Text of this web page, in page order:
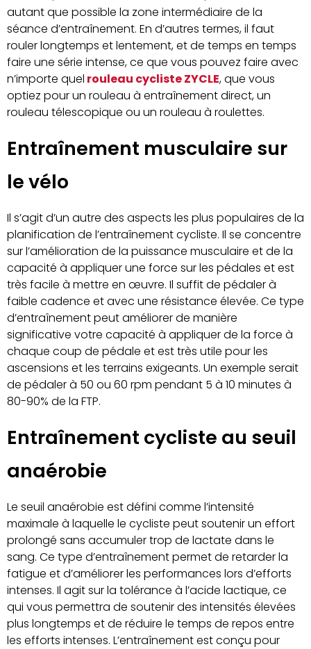
autant que possible la zone intermédiaire de la
séance d’entraînement. En d’autres termes, il faut
rouler longtemps et lentement, et de temps en temps
faire une série intense, ce que vous pouvez faire avec
n’importe quel rouleau cycliste ZYCLE, que vous
optiez pour un rouleau à entraînement direct, un
rouleau télescopique ou un rouleau à roulettes.
Entraînement musculaire sur
le vélo
Il s’agit d’un autre des aspects les plus populaires de la
planification de l’entraînement cycliste. Il se concentre
sur l’amélioration de la puissance musculaire et de la
capacité à appliquer une force sur les pédales et est
très facile à mettre en œuvre. Il suffit de pédaler à
faible cadence et avec une résistance élevée. Ce type
d’entraînement peut améliorer de manière
significative votre capacité à appliquer de la force à
chaque coup de pédale et est très utile pour les
ascensions et les terrains exigeants. Un exemple serait
de pédaler à 50 ou 60 rpm pendant 5 à 10 minutes à
80-90% de la FTP.
Entraînement cycliste au seuil
anaérobie
Le seuil anaérobie est défini comme l’intensité
maximale à laquelle le cycliste peut soutenir un effort
prolongé sans accumuler trop de lactate dans le
sang. Ce type d’entraînement permet de retarder la
fatigue et d’améliorer les performances lors d’efforts
intenses. Il agit sur la tolérance à l’acide lactique, ce
qui vous permettra de soutenir des intensités élevées
plus longtemps et de réduire le temps de repos entre
les efforts intenses. L’entraînement est conçu pour